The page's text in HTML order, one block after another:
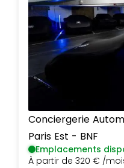
Conciergerie
Paris Est - BNF
Emplacements
À partir de 320 € /